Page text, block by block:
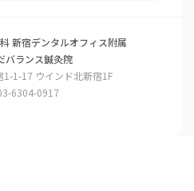
新宿デンタルオフィス附属
バランス鍼灸院
1-1-17 ウインド北新宿1F
6304-0917